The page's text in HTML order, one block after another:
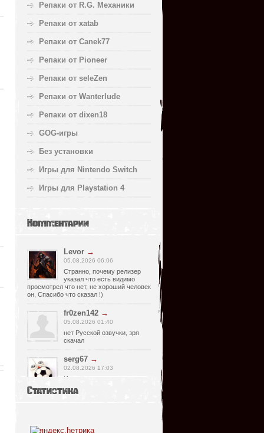
Репаки от R.G. Механики
Репаки от xatab
Репаки от Canek77
Репаки от Pioneer
Репаки от seleZen
Репаки от Wanterlude
Репаки от dixen18
GOG-игры
Без установки
Игры для Nintendo Switch
Игры для Playstation 4
Комментарии
Levor →
05.08.2026 06:06
Странно, почему релизер
указал что есть видимо
просмотрел что нет, не хороший человек
он, Спасибо что сказал !)
fr0zen142 →
05.08.2026 01:40
нет Русской озвучки, зря
скачал
serg67 →
02.08.2026 17:03
Игра интересная,а снизил
уменьшения экрана,играешь только на
glbvoyea5806
Статистика